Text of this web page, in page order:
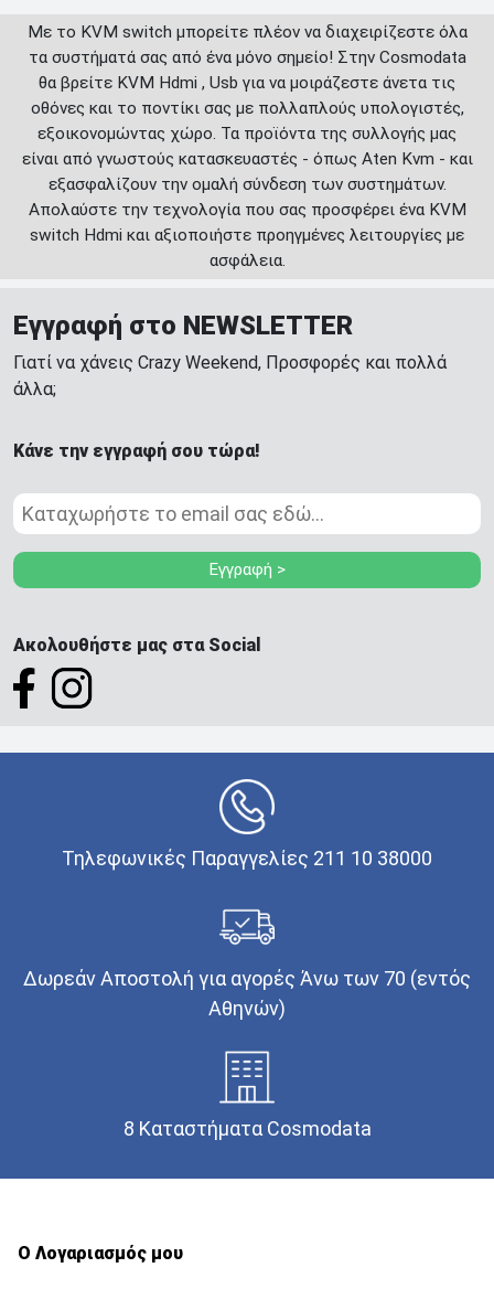
Με το KVM switch μπορείτε πλέον να διαχειρίζεστε όλα
τα συστήματά σας από ένα μόνο σημείο! Στην Cosmodata
θα βρείτε KVM Hdmi , Usb για να μοιράζεστε άνετα τις
οθόνες και το ποντίκι σας με πολλαπλούς υπολογιστές,
εξοικονομώντας χώρο. Τα προϊόντα της συλλογής μας
είναι από γνωστούς κατασκευαστές - όπως Aten Kvm - και
εξασφαλίζουν την ομαλή σύνδεση των συστημάτων.
Απολαύστε την τεχνολογία που σας προσφέρει ένα KVM
switch Hdmi και αξιοποιήστε προηγμένες λειτουργίες με
ασφάλεια.
Εγγραφή στο NEWSLETTER
Γιατί να χάνεις Crazy Weekend, Προσφορές και πολλά
άλλα;
Κάνε την εγγραφή σου τώρα!
Εγγραφή >
Ακολουθήστε μας στα Social
Τηλεφωνικές Παραγγελίες 211 10 38000
Δωρεάν Αποστολή για αγορές Άνω των 70 (εντός
Αθηνών)
8 Καταστήματα Cosmodata
Ο Λογαριασμός μου